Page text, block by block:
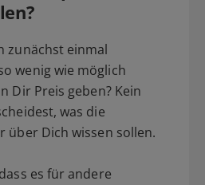
zunächst einmal
wenig wie möglich
Dir Preis geben? Kein
was die
über Dich wissen sollen.
es für andere